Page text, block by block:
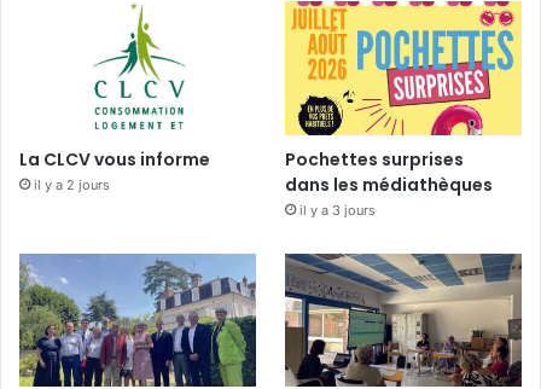
La CLCV vous informe
il y a 2 jours
Pochettes surprises
dans les médiathèques
il y a 3 jours